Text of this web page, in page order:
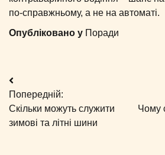
по-справжньому, а не на автоматі.
Опубліковано у Поради
Навігація
записів
Попередній:
Скільки можуть служити
зимові та літні шини
Чому